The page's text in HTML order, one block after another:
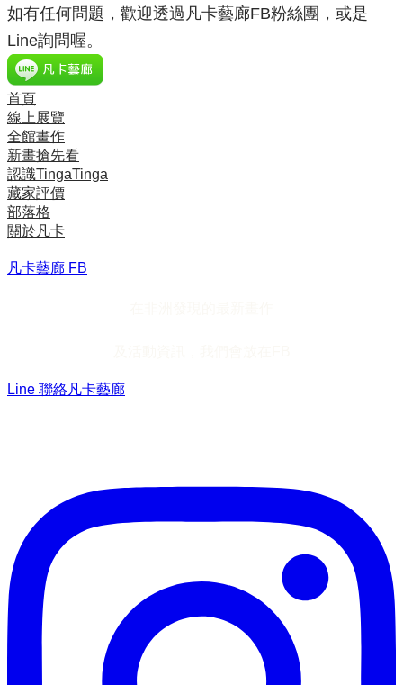
如有任何問題，歡迎透過凡卡藝廊FB粉絲團，或是
Line詢問喔。
首頁
線上展覽
全館畫作
新畫搶先看
認識TingaTinga
藏家評價
部落格
關於凡卡
凡卡藝廊 FB
Line 聯絡凡卡藝廊